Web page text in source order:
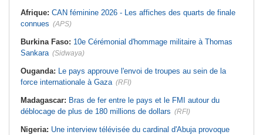
l'assurance pour tous - Le pacte de
- Les retards du calendrier
alimentent les soupçons d'un report
de Sebta
Tunisie: Basket - Eliminatoires
Afrique: CAN féminine 2026 - Les affiches des quarts de finale
connues (APS)
Burkina Faso: 10e Cérémonial d'hommage militaire à Thomas
Sankara (Sidwaya)
Ouganda: Le pays approuve l'envoi de troupes au sein de la
force internationale à Gaza (RFI)
Madagascar: Bras de fer entre le pays et le FMI autour du
déblocage de plus de 180 millions de dollars (RFI)
Nigeria: Une interview télévisée du cardinal d'Abuja provoque